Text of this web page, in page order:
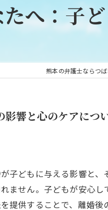
へ：子
熊本の弁護士ならつ
響と心のケアにつ
子どもに与える影響と
ません。子どもが安心
供することで、離婚後